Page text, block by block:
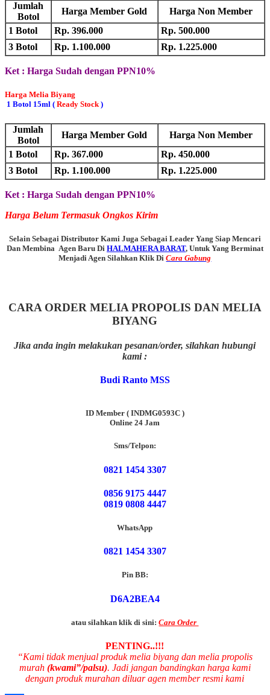
Jumlah
Botol
Harga Member Gold
Harga Non Member
1 Botol
Rp. 396.000
Rp. 500.000
3 Botol
Rp. 1.100.000 Rp. 1.225.000
Ket : Harga Sudah dengan PPN10%
Harga Melia Biyang
1 Botol 15ml ( Ready Stock)
Jumlah
Botol
Harga Member Gold
Harga Non Member
1 Botol
Rp. 367.000
Rp. 450.000
3 Botol
Rp. 1.100.000 Rp. 1.225.000
Ket : Harga Sudah dengan PPN10%
Harga Belum Termasuk Ongkos Kirim
Selain Sebagai Distributor Kami Juga Sebagai Leader Yang Siap Mencari
Dan Membina Agen Baru Di HALMAHERA BARAT, Untuk Yang Berminat
Menjadi Agen Silahkan Klik Di Cara Gabung
CARA ORDER MELIA PROPOLIS DAN MELIA
BIYANG
Jika anda ingin melakukan pesanan/order, silahkan hubungi
kami :
Budi Ranto MSS
ID Member ( INDMG0593C )
Online 24 Jam
Sms/Telpon:
0821 1454 3307
0856 9175 4447
0819 0808 4447
WhatsApp
0821 1454 3307
Pin BB:
D6A2BEA4
atau silahkan klik di sini: Cara Order
PENTING..!!!
“Kami tidak menjual produk melia biyang dan melia propolis
murah (kwami”/palsu). Jadi jangan bandingkan harga kami
dengan produk murahan diluar agen member resmi kami